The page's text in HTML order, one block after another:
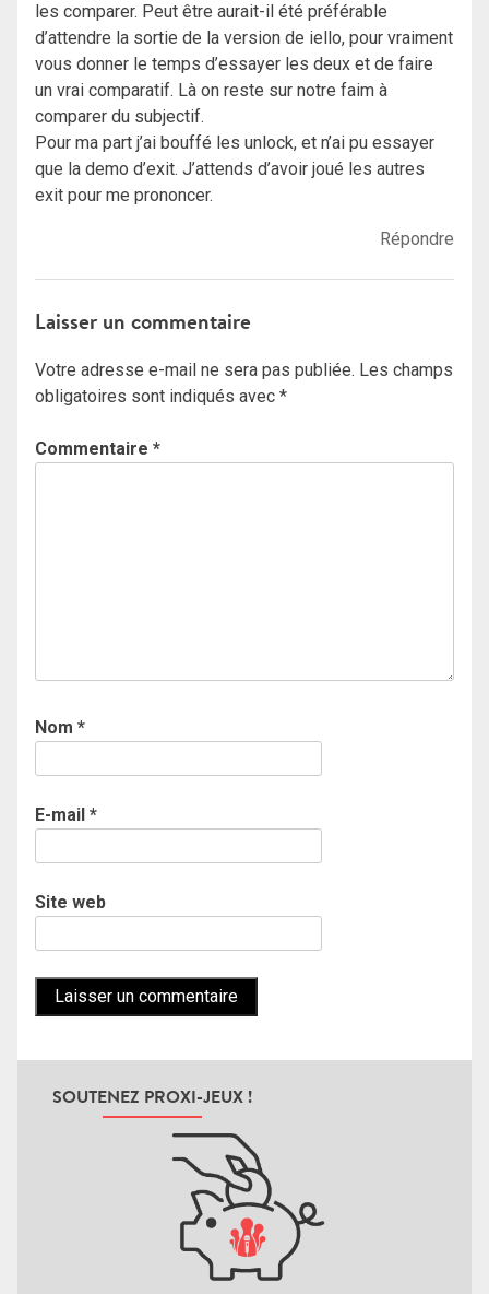
les comparer. Peut être aurait-il été préférable
d’attendre la sortie de la version de iello, pour vraiment
vous donner le temps d’essayer les deux et de faire
un vrai comparatif. Là on reste sur notre faim à
comparer du subjectif.
Pour ma part j’ai bouffé les unlock, et n’ai pu essayer
que la demo d’exit. J’attends d’avoir joué les autres
exit pour me prononcer.
Répondre
Laisser un commentaire
Votre adresse e-mail ne sera pas publiée. Les champs
obligatoires sont indiqués avec *
Commentaire *
Nom *
E-mail *
Site web
SOUTENEZ PROXI-JEUX !